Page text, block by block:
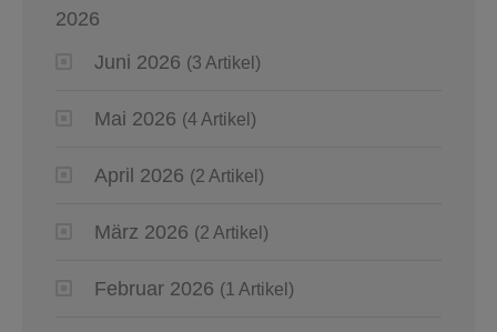
2026
Juni 2026 (3 Artikel)
Mai 2026 (4 Artikel)
April 2026 (2 Artikel)
März 2026 (2 Artikel)
Februar 2026 (1 Artikel)